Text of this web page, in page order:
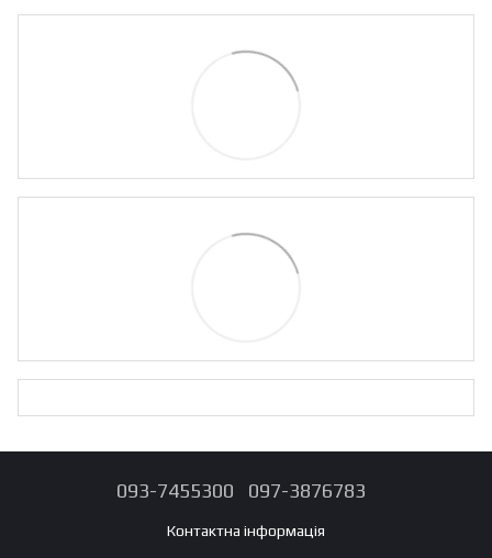
093-7455300 097-3876783
Контактна інформація